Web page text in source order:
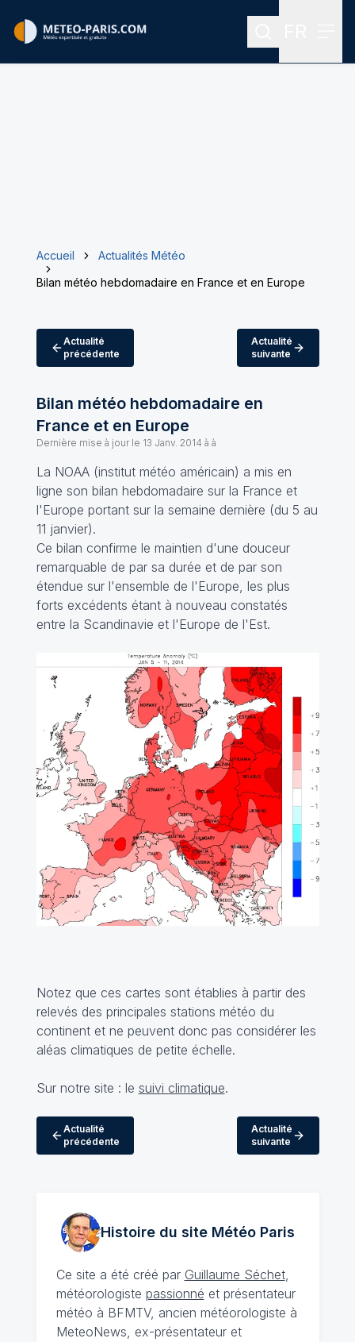
Rechercher
Accueil
Actualités Météo
Bilan météo hebdomadaire en France et en Europe
Actualité
précédente
Actualité
suivante
Bilan météo hebdomadaire en
France et en Europe
Dernière mise à jour le 13 Janv. 2014 à à
La NOAA (institut météo américain) a mis en
ligne son bilan hebdomadaire sur la France et
l'Europe portant sur la semaine dernière (du 5 au
11 janvier).
Ce bilan confirme le maintien d'une douceur
remarquable de par sa durée et de par son
étendue sur l'ensemble de l'Europe, les plus
forts excédents étant à nouveau constatés
entre la Scandinavie et l'Europe de l'Est.
Notez que ces cartes sont établies à partir des
relevés des principales stations météo du
continent et ne peuvent donc pas considérer les
aléas climatiques de petite échelle.
Sur notre site : le suivi climatique.
Actualité
précédente
Actualité
suivante
Histoire du site MétéoParis
Ce site a été créé par Guillaume Séchet,
météorologiste passionné et présentateur
météo à BFMTV, ancien météorologiste à
MeteoNews, ex-présentateur et